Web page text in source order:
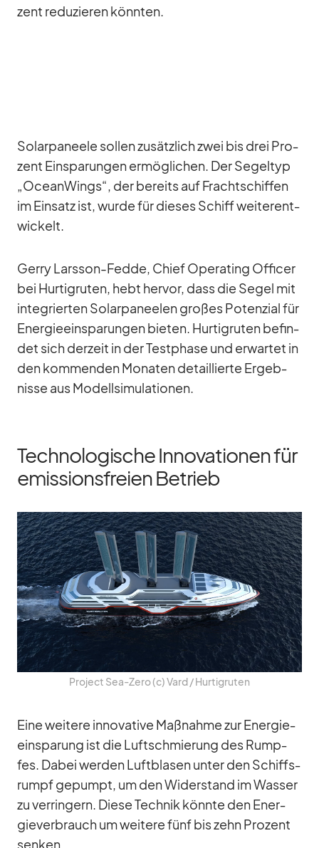
zent re­du­zie­ren könn­ten.
So­lar­pa­neele sol­len zu­sätz­lich zwei bis drei Pro­
zent Ein­spa­run­gen er­mög­li­chen. Der Se­gel­typ
„Ocean­Wings“, der be­reits auf Fracht­schif­fen
im Ein­satz ist, wurde für die­ses Schiff wei­ter­ent­
wi­ckelt.
Gerry Lars­son-Fedde, Chief Ope­ra­ting Of­fi­cer
bei Hur­tig­ru­ten, hebt her­vor, dass die Se­gel mit
in­te­grier­ten So­lar­pa­nee­len gro­ßes Po­ten­zial für
En­er­gie­ein­spa­run­gen bie­ten. Hur­tig­ru­ten be­fin­
det sich der­zeit in der Test­phase und er­war­tet in
den kom­men­den Mo­na­ten de­tail­lierte Er­geb­
nisse aus Mo­dell­si­mu­la­tio­nen.
Technologische Innovationen für
emissionsfreien Betrieb
Pro­ject Sea-Zero (c) Vard /​ Hur­tig­ru­ten
Eine wei­tere in­no­va­tive Maß­nahme zur En­er­gie­
ein­spa­rung ist die Luft­schmie­rung des Rump­
fes. Da­bei wer­den Luft­bla­sen un­ter den Schiffs­
rumpf ge­pumpt, um den Wi­der­stand im Was­ser
zu ver­rin­gern. Diese Tech­nik könnte den En­er­
gie­ver­brauch um wei­tere fünf bis zehn Pro­zent
sen­ken.